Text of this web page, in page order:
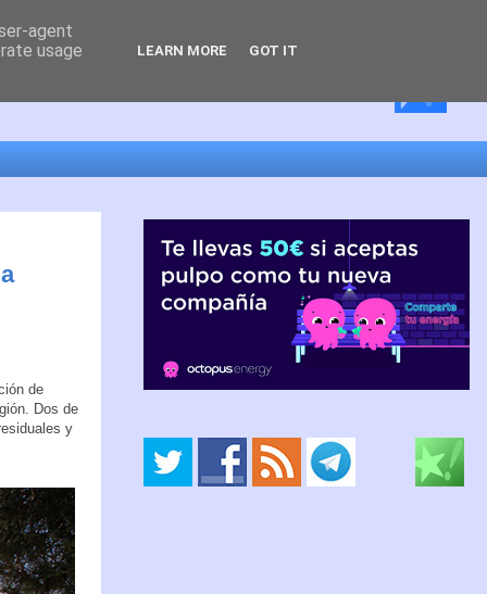
de
Dos de
y
agent
usage
LEARN MORE GOT IT